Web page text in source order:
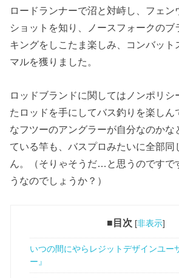
ロードランナーで沼と対峙し、フェン
ショットを知り、ノースフォークのブ
キングをしこたま楽しみ、コンバット
マルを獲りました。
ロッドブランドに関してはノンポリシ
たロッドを手にしてバス釣りを楽しん
なフツーのアングラーが自分なのかな
ている竿も、バスプロみたいに全部同
ん。（そりゃそうだ…と思うのです
うなのでしょうか？）
■目次 [非表示]
いつの間にやらレジットデザインユー
ー』